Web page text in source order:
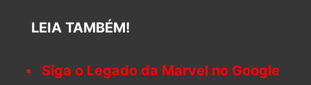
LEIA TAMBÉM!
Siga o Legado da Marvel no Google